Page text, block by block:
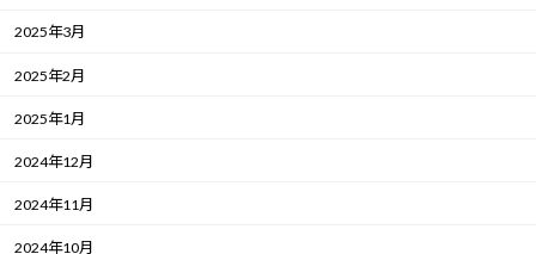
2025年3月
2025年2月
2025年1月
2024年12月
2024年11月
2024年10月